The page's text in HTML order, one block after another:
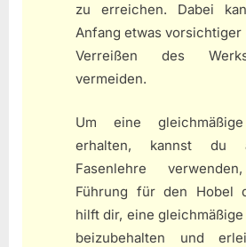
zu erreichen. Dabei
Anfang etwas vorsichtiger
Verreißen des
vermeiden.
Um eine
erhalten, kannst du
Fasenlehre
Führung für den Hobel
hilft dir, eine
beizubehalten und